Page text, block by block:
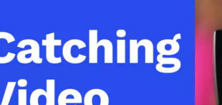
Privacy e Sicurezza
Video Marketing